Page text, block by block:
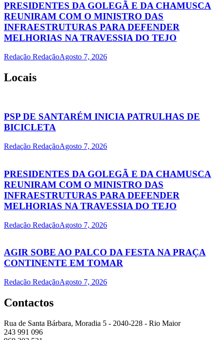
PRESIDENTES DA GOLEGÃ E DA CHAMUSCA
REUNIRAM COM O MINISTRO DAS
INFRAESTRUTURAS PARA DEFENDER
MELHORIAS NA TRAVESSIA DO TEJO
Redação RedaçãoAgosto 7, 2026
Locais
PSP DE SANTARÉM INICIA PATRULHAS DE
BICICLETA
Redação RedaçãoAgosto 7, 2026
PRESIDENTES DA GOLEGÃ E DA CHAMUSCA
REUNIRAM COM O MINISTRO DAS
INFRAESTRUTURAS PARA DEFENDER
MELHORIAS NA TRAVESSIA DO TEJO
Redação RedaçãoAgosto 7, 2026
AGIR SOBE AO PALCO DA FESTA NA PRAÇA
CONTINENTE EM TOMAR
Redação RedaçãoAgosto 7, 2026
Contactos
Rua de Santa Bárbara, Moradia 5 - 2040-228 - Rio Maior
243 991 096